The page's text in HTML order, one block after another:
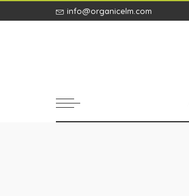
info@organicelm.com